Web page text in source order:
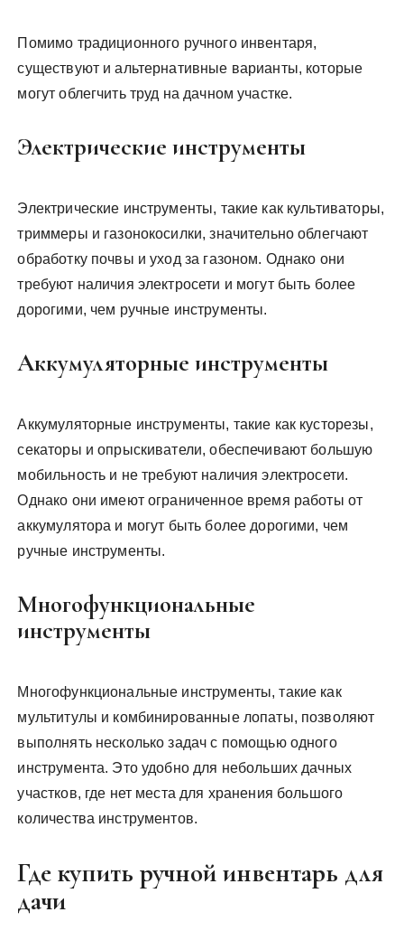
Помимо традиционного ручного инвентаря,
существуют и альтернативные варианты, которые
могут облегчить труд на дачном участке.
Электрические инструменты
Электрические инструменты, такие как культиваторы,
триммеры и газонокосилки, значительно облегчают
обработку почвы и уход за газоном. Однако они
требуют наличия электросети и могут быть более
дорогими, чем ручные инструменты.
Аккумуляторные инструменты
Аккумуляторные инструменты, такие как кусторезы,
секаторы и опрыскиватели, обеспечивают большую
мобильность и не требуют наличия электросети.
Однако они имеют ограниченное время работы от
аккумулятора и могут быть более дорогими, чем
ручные инструменты.
Многофункциональные
инструменты
Многофункциональные инструменты, такие как
мультитулы и комбинированные лопаты, позволяют
выполнять несколько задач с помощью одного
инструмента. Это удобно для небольших дачных
участков, где нет места для хранения большого
количества инструментов.
Где купить ручной инвентарь для
дачи